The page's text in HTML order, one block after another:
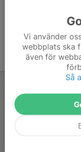
Vi använder
webbplats ska
även för
Så